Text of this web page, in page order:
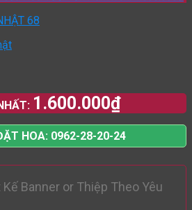
1.600.000₫
HOA: 0962-28-20-24
Banner or Thiệp Theo Yêu